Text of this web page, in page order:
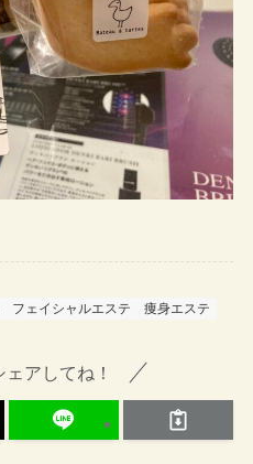
フェイシャルエステ 痩身エステ
アしてね！